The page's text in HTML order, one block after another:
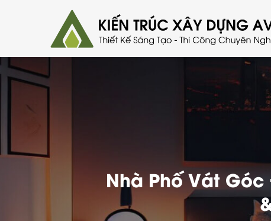
Nhà Phố Vát